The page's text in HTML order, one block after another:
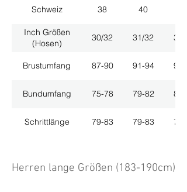
Schweiz 38 40
Inch Größen
(Hosen)
30/32 31/32 33/
Brustumfang 87-90 91-94 95-
Bundumfang 75-78 79-82 83-
Schrittlänge 79-83 79-83 79-
Herren lange Größen (183-190cm)